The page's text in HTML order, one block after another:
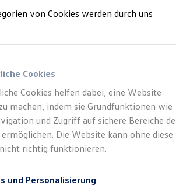
und Gebrauchtwagen
Zertifizierte Gebrauchtwagen
Serviceangebote
Angebote
Leasing
Gebrauchtwagen-Leasing
Leasing
Leasing
ohne Anzahlung
Inhalte auf dieser Seite ist die Autohaus
von Cookies werden durch uns
Cookies
Cookies helfen dabei, eine Website
machen, indem sie Grundfunktionen wie
und Zugriff auf sichere Bereiche
Die Website kann ohne diese
richtig funktionieren.
und Personalisierung